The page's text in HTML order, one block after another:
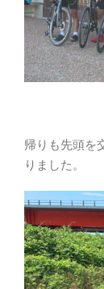
帰りも先頭を
りました。